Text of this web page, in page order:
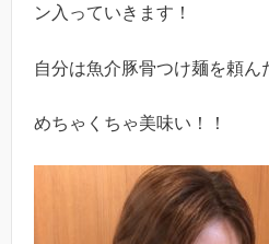
ン入っていきます！
自分は魚介豚骨つけ麺を頼ん
めちゃくちゃ美味い！！